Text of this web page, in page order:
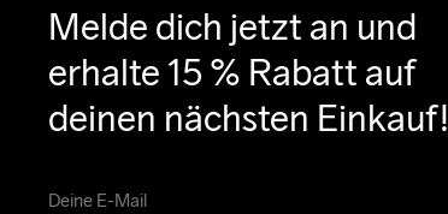
Melde dich jetzt an und
erhalte 15 % Rabatt auf
deinen nächsten Einkauf!